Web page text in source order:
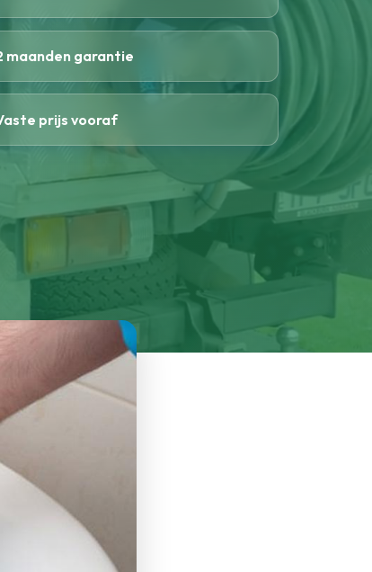
maanden garantie
prijs vooraf